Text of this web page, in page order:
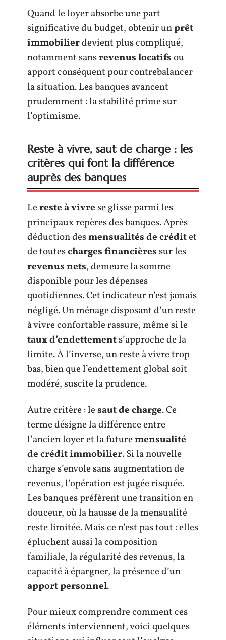
Quand le loyer absorbe une part
significative du budget, obtenir unprêt
immobilierdevient plus compliqué,
notamment sansrevenus locatifsou
apport conséquent pour contrebalancer
la situation. Les banques avancent
prudemment : la stabilité prime sur
l’optimisme.
Reste à vivre, saut de charge : les
critères qui font la différence
auprès des banques
Lereste à vivrese glisse parmi les
principaux repères des banques. Après
déduction desmensualités de créditet
de toutescharges financièressur les
revenus nets, demeure la somme
disponible pour les dépenses
quotidiennes. Cet indicateur n’est jamais
négligé. Un ménage disposant d’un reste
à vivre confortable rassure, même si le
taux d’endettements’approche de la
limite. À l’inverse, un reste à vivre trop
bas, bien que l’endettement global soit
modéré, suscite la prudence.
Autre critère : lesaut de charge. Ce
terme désigne la différence entre
l’ancien loyer et la futuremensualité
de crédit immobilier. Si la nouvelle
charge s’envole sans augmentation de
revenus, l’opération est jugée risquée.
Les banques préfèrent une transition en
douceur, où la hausse de la mensualité
reste limitée. Mais ce n’est pas tout : elles
épluchent aussi la composition
familiale, la régularité des revenus, la
capacité à épargner, la présence d’un
apport personnel.
Pour mieux comprendre comment ces
éléments interviennent, voici quelques